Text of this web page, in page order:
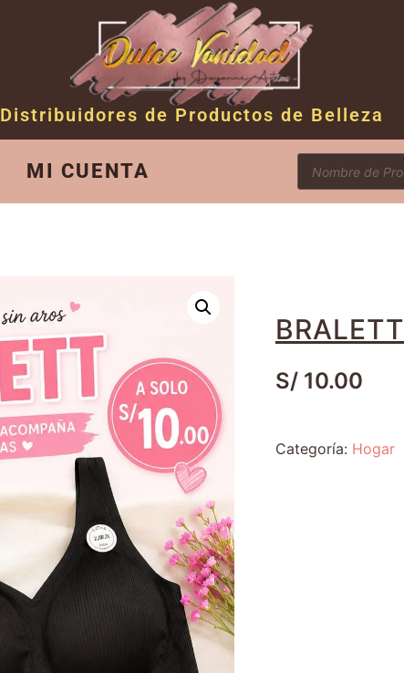
Distribuidores de Productos de Belleza
MI CUENTA
BRALETT
S/10.00
Categoría: Hogar